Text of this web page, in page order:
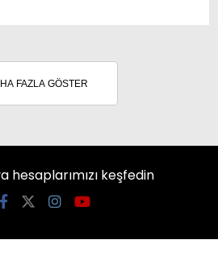
FAZLA GÖSTER
hesaplarımızı keşfedin